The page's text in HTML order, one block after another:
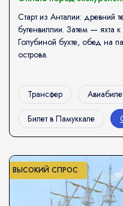
Старт из Анталии: древний
бугенвиллии. Затем — яхта
Голубиной бухте, обед на
острова.
Трансфер
Билет в Памуккале
ВЫСОКИЙ СПРОС